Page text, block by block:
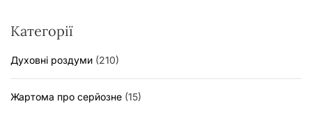
Категорії
Духовні роздуми (210)
Жартома про серйозне (15)